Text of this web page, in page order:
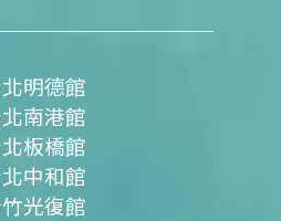
明德館
南港館
板橋館
中和館
光復館